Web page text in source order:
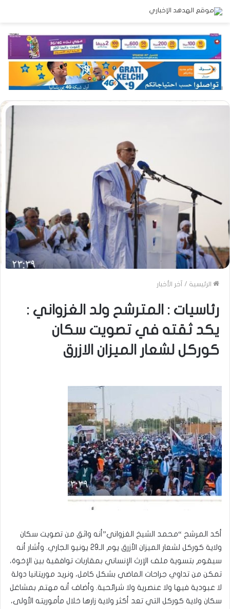
الرئيسية / آخر الأخبار
رئاسيات : المترشح ولد الغزواني :
يكد ثقته في تصويت سكان
كوركل لشعار الميزان الازرق
أكد المرشح “محمد الشيخ الغزواني”أنه واثق من تصويت سكان
ولاية كوركل لشعار الميزان الأزرق يوم الـ29 يونيو الجاري. وأشار أنه
سيقوم بتسوية ملف الإرث الإنساني بمقاربات توافقية بين الإخوة،
تمكن من تداوي جراحات الماضي بشكل كامل، ونريد موريتانيا دولة
لا عبودية فيها ولا عنصرية ولا شرائحية. وأضاف أنه مهتم بمشاغل
سكان ولاية كوركل التي تعد أكثر ولاية زارها خلال مأموريته الأولى،